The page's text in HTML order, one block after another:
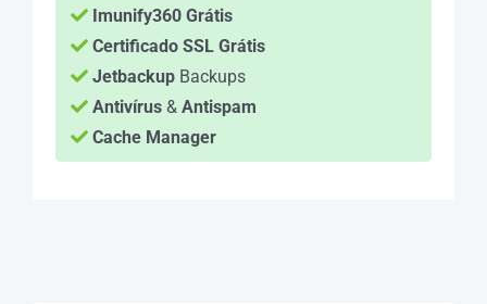
Imunify360 Grátis
Certificado SSL Grátis
Jetbackup Backups
Antivírus& Antispam
Cache Manager